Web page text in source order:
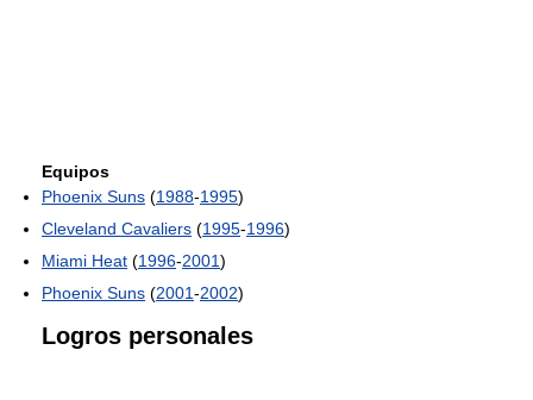
Equipos
Phoenix Suns (1988-1995)
Cleveland Cavaliers (1995-1996)
Miami Heat (1996-2001)
Phoenix Suns (2001-2002)
Logros personales